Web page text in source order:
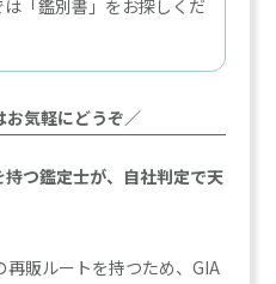
は「鑑別書」をお探しくだ
お気軽にどうぞ／
つ鑑定士が、自社判定で天
再販ルートを持つため、GIA